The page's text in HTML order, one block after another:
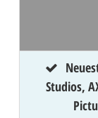
Studios,